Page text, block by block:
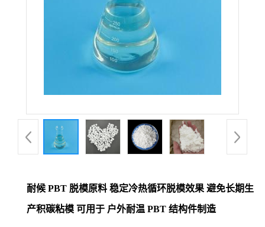
耐候 PBT 脱模原料 稳定冷热循环脱模效果 避免长期生
产积碳粘模 可用于 户外耐温 PBT 结构件制造